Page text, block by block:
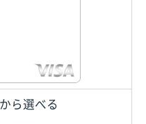
ら選べる